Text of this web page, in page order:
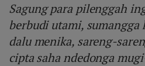
Sagung para pilenggah
berbudi utami,
dalu menika, sareng-
cipta saha ndedonga